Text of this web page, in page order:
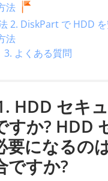
法
2. DiskPart で HDD
法
3. よくある質問
HDD セキ
すか? HDD
要になるの
ですか?